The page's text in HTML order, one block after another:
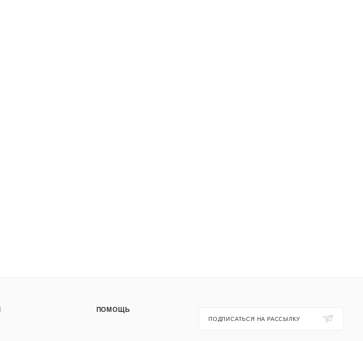
ПОМОЩЬ
ПОДПИСАТЬСЯ НА РАССЫЛКУ